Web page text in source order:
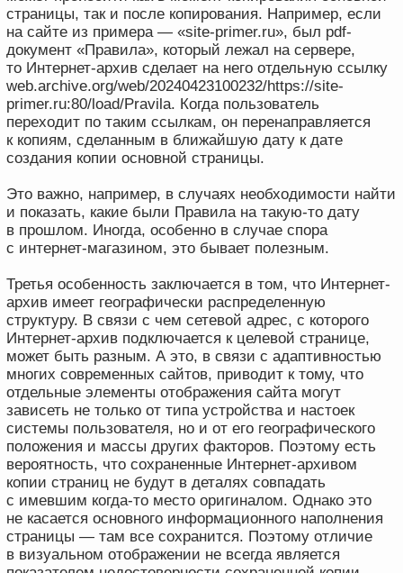
Вместе с тем существуют и противоположные. Так,
в деле № А23−9402/2022 Суд по интеллектуальной
собственности установил, что«достоверность
данных Web.Archive.Org исследовалась судами
первой и апелляционной инстанции, для чего суды
изучили данные о работе названного ресурса,
представленные Калужским филиалом федерального
государственного бюджетного образовательного
учреждения высшего образования «Московский
государственный технический университет имении
Н.Э. Баумана…», которым подтверждена
недостоверность данного ресурса как
единственного или основного источника информации
Интернет-архивом информация может
использоваться и обладает какой-либо
доказательственной силой только в совокупности
с другими доказательствами, но не сама по себе.
Есть и другие аргументы, также юридические, но уже
использования Интернет-архивав явном виде
указывается, что
«доступ к коллекциям Архива
предоставляется вам бесплатно и только
в научных и исследовательских целях»и«никакой
другой доступ или использование Сайта, Коллекций
или услуг Архива не разрешено», также«Архив
не дает никаких гарантий или заявлений
относительно точности, актуальности, полноты,
надежности или полезности содержимого
Коллекций…».
Кроме того актуальным риском являются
неоднократные хакерские взломы инфраструктуры
Интернет-архива. Информацию о реальном ущербе
и проведенных по данным фактам расследованиях
организация «Internet Archive» официально
не раскрывала.
Таким образом, ссылаясь в обоснование своей
позиции на доказательства, сформированный
сервисом, сторона по делу по сути, во-первых, прямо
выходит за пределы ограничений использования,
установленных Правилами использования сервиса,